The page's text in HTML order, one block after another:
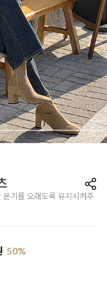
기를 오래도록 유지시켜주
50%